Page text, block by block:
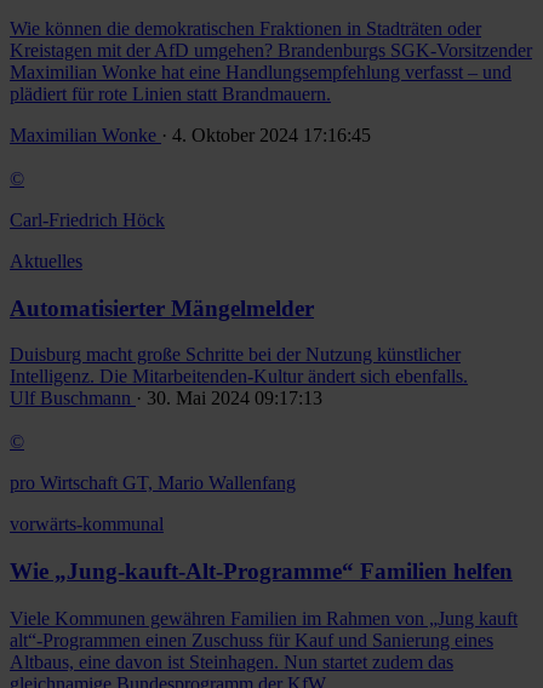
Wie können die demokratischen Fraktionen in Stadträten oder
Kreistagen mit der AfD umgehen? Brandenburgs SGK-Vorsitzender
Maximilian Wonke hat eine Handlungsempfehlung verfasst – und
plädiert für rote Linien statt Brandmauern.
Maximilian Wonke · 4. Oktober 2024 17:16:45
©
Carl-Friedrich Höck
Aktuelles
Automatisierter Mängelmelder
Duisburg macht große Schritte bei der Nutzung künstlicher
Intelligenz. Die Mitarbeitenden-Kultur ändert sich ebenfalls.
Ulf Buschmann · 30. Mai 2024 09:17:13
©
pro Wirtschaft GT, Mario Wallenfang
vorwärts-kommunal
Wie „Jung-kauft-Alt-Programme“ Familien helfen
Viele Kommunen gewähren Familien im Rahmen von „Jung kauft
alt“-Programmen einen Zuschuss für Kauf und Sanierung eines
Altbaus, eine davon ist Steinhagen. Nun startet zudem das
gleichnamige Bundesprogramm der KfW.